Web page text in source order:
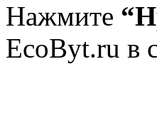
Нажмите
EcoByt.ru в